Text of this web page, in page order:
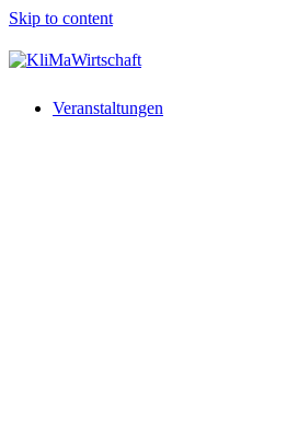
Skip to content
Veranstaltungen